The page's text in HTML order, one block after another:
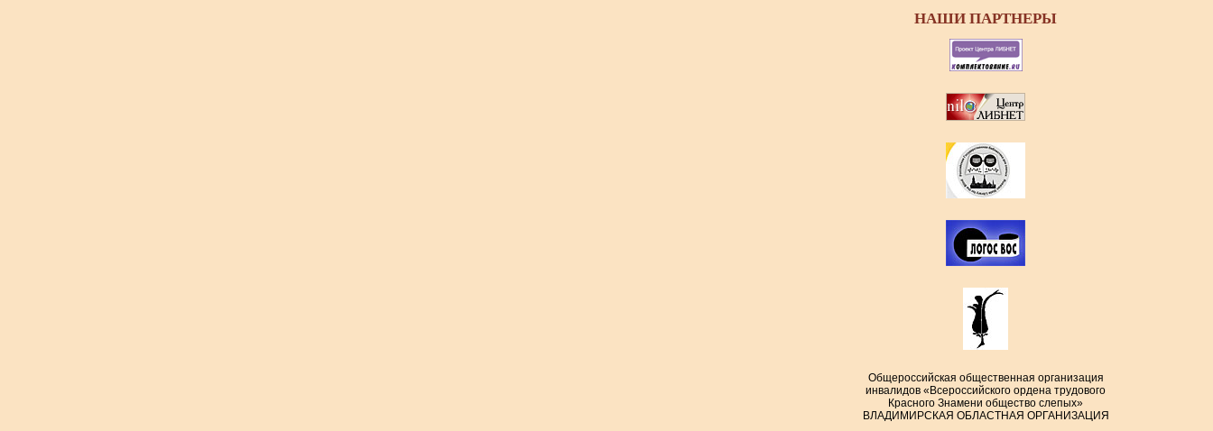
НАШИ ПАРТНЕРЫ
Общероссийская общественная организация
инвалидов «Всероссийского ордена трудового
Красного Знамени общество слепых»
ВЛАДИМИРСКАЯ ОБЛАСТНАЯ ОРГАНИЗАЦИЯ